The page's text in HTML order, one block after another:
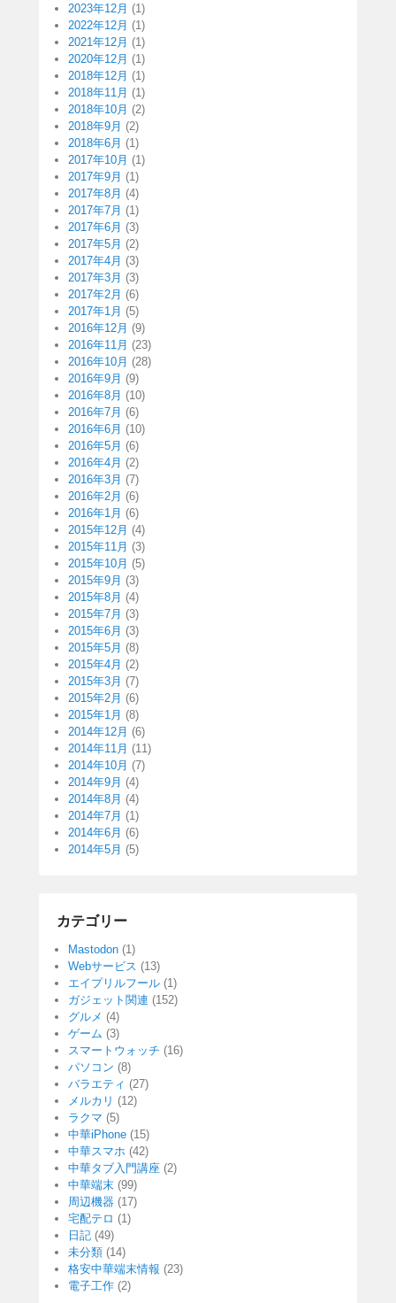
2023年12月 (1)
2022年12月 (1)
2021年12月 (1)
2020年12月 (1)
2018年12月 (1)
2018年11月 (1)
2018年10月 (2)
2018年9月 (2)
2018年6月 (1)
2017年10月 (1)
2017年9月 (1)
2017年8月 (4)
2017年7月 (1)
2017年6月 (3)
2017年5月 (2)
2017年4月 (3)
2017年3月 (3)
2017年2月 (6)
2017年1月 (5)
2016年12月 (9)
2016年11月 (23)
2016年10月 (28)
2016年9月 (9)
2016年8月 (10)
2016年7月 (6)
2016年6月 (10)
2016年5月 (6)
2016年4月 (2)
2016年3月 (7)
2016年2月 (6)
2016年1月 (6)
2015年12月 (4)
2015年11月 (3)
2015年10月 (5)
2015年9月 (3)
2015年8月 (4)
2015年7月 (3)
2015年6月 (3)
2015年5月 (8)
2015年4月 (2)
2015年3月 (7)
2015年2月 (6)
2015年1月 (8)
2014年12月 (6)
2014年11月 (11)
2014年10月 (7)
2014年9月 (4)
2014年8月 (4)
2014年7月 (1)
2014年6月 (6)
2014年5月 (5)
カテゴリー
Mastodon (1)
Webサービス (13)
エイプリルフール (1)
ガジェット関連 (152)
グルメ (4)
ゲーム (3)
スマートウォッチ (16)
パソコン (8)
バラエティ (27)
メルカリ (12)
ラクマ (5)
中華iPhone (15)
中華スマホ (42)
中華タブ入門講座 (2)
中華端末 (99)
周辺機器 (17)
宅配テロ (1)
日記 (49)
未分類 (14)
格安中華端末情報 (23)
電子工作 (2)